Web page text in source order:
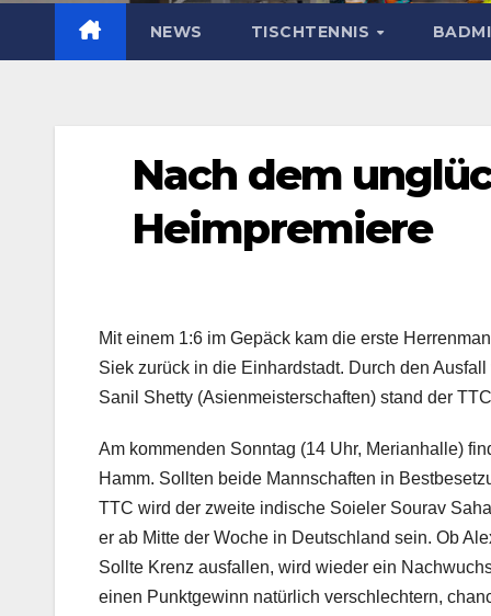
NEWS TISCHTENNIS
Nach dem
Heimpremiere
Mit einem 1:6 im Gepäck kam die erste
Siek zurück in die Einhardstadt. Durch den
Sanil Shetty (Asienmeisterschaften) stand der
Am kommenden Sonntag (14 Uhr, Merianhalle)
Hamm. Sollten beide Mannschaften in
TTC wird der zweite indische Soieler Sourav
er ab Mitte der Woche in Deutschland sein. Ob
Sollte Krenz ausfallen, wird wieder ein
einen Punktgewinn natürlich verschlechtern,